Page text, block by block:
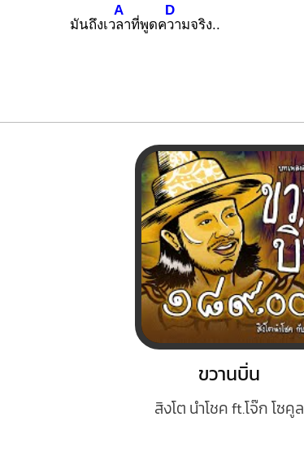
มันถึงเว
A
ลาที่พูดค
D
วามจริง..
ขวานบิ่น
สิงโต นำโชค ft.โจ๊ก โซคูล